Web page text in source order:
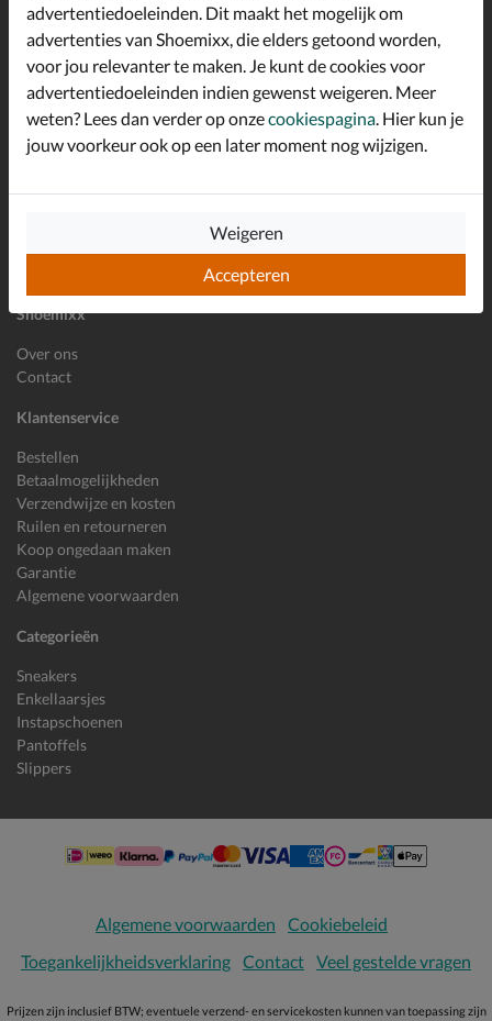
Shoemixx
Over ons
Contact
Klantenservice
Bestellen
Betaalmogelijkheden
Verzendwijze en kosten
Ruilen en retourneren
Koop ongedaan maken
Garantie
Algemene voorwaarden
Categorieën
Sneakers
Enkellaarsjes
Instapschoenen
Pantoffels
Slippers
Altijd op de hoogte zijn?
Schrijf je in voor de Shoemixx nieuwsbrief en ontvang €10,-
welkomstkorting!*
E-mailadres
Algemene voorwaarden
Cookiebeleid
Toegankelijkheidsverklaring Contact Veel gestelde vragen
Prijzen zijn inclusief BTW; eventuele verzend- en servicekosten kunnen van toepassing zijn
advertentiedoeleinden. Dit maakt het mogelijk om
advertenties van Shoemixx, die elders getoond worden,
voor jou relevanter te maken. Je kunt de cookies voor
advertentiedoeleinden indien gewenst weigeren. Meer
weten? Lees dan verder op onzecookiespagina . Hier kun je
jouw voorkeur ook op een later moment nog wijzigen.
Accepteren
Weigeren